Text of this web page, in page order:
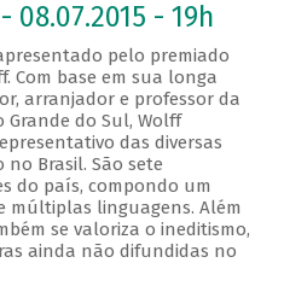
08.07.2015 - 19h
pelo premiado
Com base em sua longa
arranjador e professor da
Grande do Sul, Wolff
das diversas
Brasil. São sete
do país, compondo um
múltiplas linguagens. Além
se valoriza o ineditismo,
ainda não difundidas no